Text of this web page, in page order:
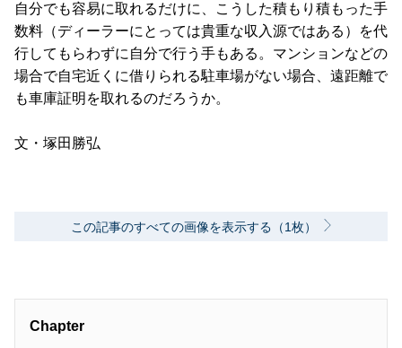
自分でも容易に取れるだけに、こうした積もり積もった手
数料（ディーラーにとっては貴重な収入源ではある）を代
行してもらわずに自分で行う手もある。マンションなどの
場合で自宅近くに借りられる駐車場がない場合、遠距離で
も車庫証明を取れるのだろうか。
文・塚田勝弘
この記事のすべての画像を表示する（1枚）
Chapter